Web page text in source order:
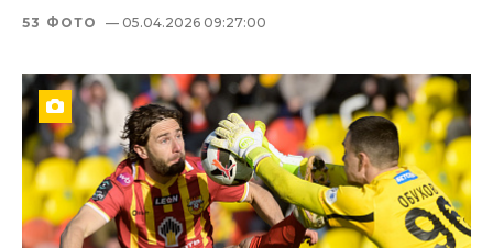
53 ФОТО — 05.04.2026 09:27:00